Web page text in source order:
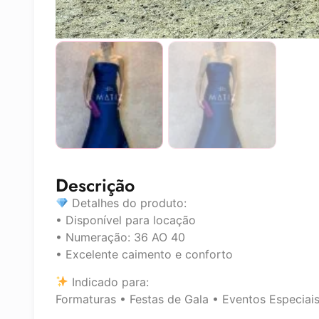
Descrição
Detalhes do produto:
• Disponível para locação
• Numeração: 36 AO 40
• Excelente caimento e conforto
Indicado para:
Formaturas • Festas de Gala • Eventos Especiais